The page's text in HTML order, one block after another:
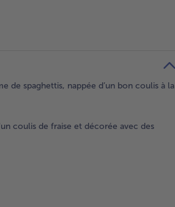
de spaghettis, nappée d’un bon coulis à la
coulis de fraise et décorée avec des